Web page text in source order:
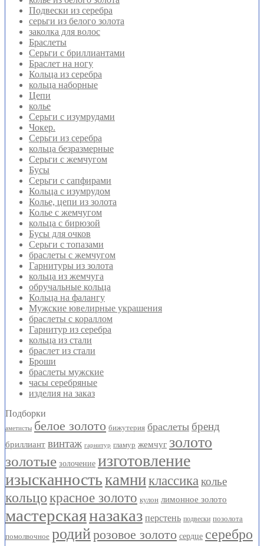
Подвески из серебра
серьги из белого золота
заколка для волос
Браслеты
Серьги с бриллиантами
Браслет на ногу
Кольца из серебра
кольца наборные
Цепи
колье
Серьги с изумрудами
Чокер.
Серьги из серебра
кольца безразмерные
Серьги с жемчугом
Бусы
Серьги с сапфирами
Кольца с изумрудом
Колье, цепи из золота
Колье с жемчугом
кольца с бирюзой
Бусы для очков
Серьги с топазами
браслеты с жемчугом
Гарнитуры из золота
кольца из жемчуга
обручальные кольца
Кольца на фалангу
Мужские ювелирные украшения
браслеты с кораллом
Гарнитур из серебра
кольца из стали
браслет из стали
Броши
браслеты мужские
часы серебряные
изделия на заказ
Подборки
аметисты белое золото бижутерия браслеты бренд
бриллиант винтаж гарнитур гламур жемчуг золото
золотые золочение изготовление
изысканностькамниклассика колье
кольцо красное золото кулон лимонное золото
мастерскаяназаказ перстень подвески позолота
помолвочное родийрозовое золото сердце серебро